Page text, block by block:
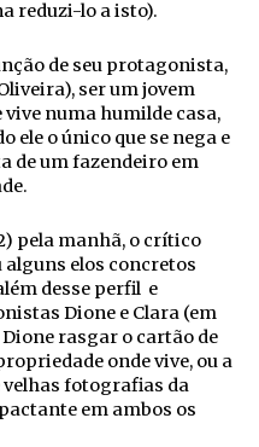
reduzi-lo a isto).
de seu protagonista,
ser um jovem
numa humilde casa,
ele o único que se nega e
de um fazendeiro em
pela manhã, o crítico
elos concretos
desse perfil e
Dione e Clara (em
rasgar o cartão de
onde vive, ou a
velhas fotografias da
em ambos os